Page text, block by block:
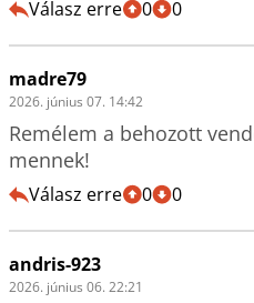
Válasz erre 0 0
madre79
2026. június 07. 14:42
Remélem a behozott
mennek!
Válasz erre 0 0
andris-923
2026. június 06. 22:21